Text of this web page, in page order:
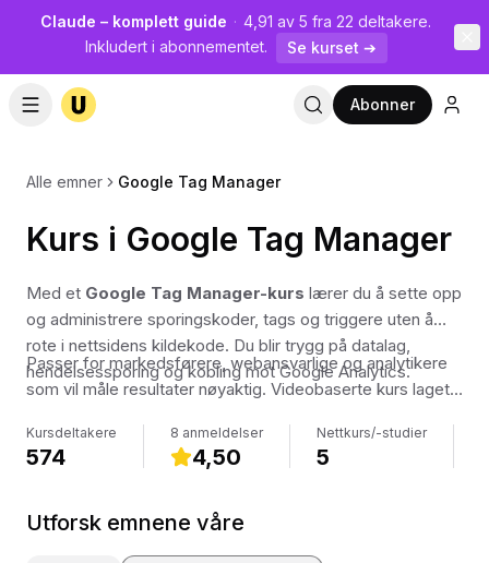
Claude – komplett guide · 4,91 av 5 fra 22 deltakere.
Inkludert i abonnementet.
Se kurset ➔
Abonner
Alle emner Google Tag Manager
Kurs i Google Tag Manager
Med et Google Tag Manager-kurs lærer du å sette opp
og administrere sporingskoder, tags og triggere uten å
rote i nettsidens kildekode. Du blir trygg på datalag,
hendelsessporing og kobling mot Google Analytics.
Passer for markedsførere, webansvarlige og analytikere
som vil måle resultater nøyaktig. Videobaserte kurs laget
tempo.
Kursdeltakere
574
8 anmeldelser
4,50
Nettkurs/-studier
5
Utforsk emnene våre